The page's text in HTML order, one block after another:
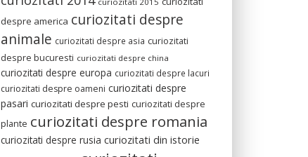
despre america curiozitati despre
animale curiozitati despre asia curiozitati
despre bucuresti curiozitati despre china
curiozitati despre europa curiozitati despre lacuri
curiozitati despre oameni curiozitati despre
pasari curiozitati despre pesti curiozitati despre
plante curiozitati despre romania
curiozitati despre rusia curiozitati din istorie